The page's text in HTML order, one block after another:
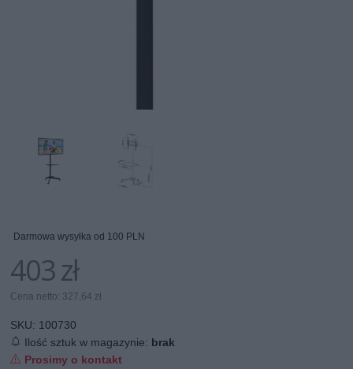
Darmowa wysyłka od 100 PLN
403 zł
Cena netto: 327,64 zł
SKU: 100730
Ilość sztuk w magazynie: brak
Prosimy o kontakt